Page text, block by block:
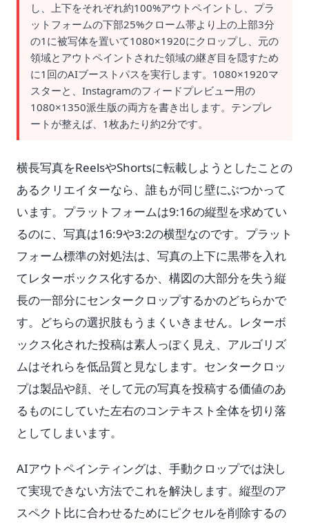
し、上下をそれぞれ約100%アウトペイントし、プラ
ットフォームの下部25%クローム帯より上の上部3分
の1に被写体を置いて1080×1920にクロップし、元の
領域とアウトペイントされた領域の継ぎ目を隠すため
に1回のAIブーストパスを実行します。1080×1920マ
スターと、Instagramのフィードプレビュー用の
1080×1350派生版の両方を書き出します。テンプレ
ートが整えば、1枚あたり約2分です。
横長写真をReelsやShortsに転載しようとしたことの
あるクリエイターなら、誰もが同じ壁にぶつかって
います。プラットフォームは9:16の縦型を求めてい
るのに、写真は16:9や3:2の横型なのです。プラット
フォーム標準の対処法は、写真の上下に黒帯を入れ
てレターボックス化するか、構図の大部分を失う縦
長の一部分にセンタークロップするかのどちらかで
す。どちらの選択肢もうまくいきません。レターボ
ックス化された投稿は素人っぽく見え、アルゴリズ
ムはそれらを低品質と見なします。センタークロッ
プは製品や顔、そして元の写真を投稿する価値のあ
るものにしていた左右のコンテキスト全体を切り落
としてしまいます。
AIアウトペインティングは、手動クロップでは決し
て実現できない方法でこれを解決します。縦型のア
スペクト比に合わせるためにピクセルを削除するの